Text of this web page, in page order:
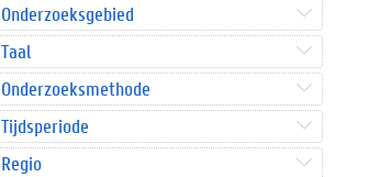
Onderzoeksgebied
Taal
Onderzoeksmethode
Tijdsperiode
Regio